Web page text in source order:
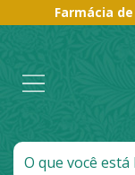
Farmácia